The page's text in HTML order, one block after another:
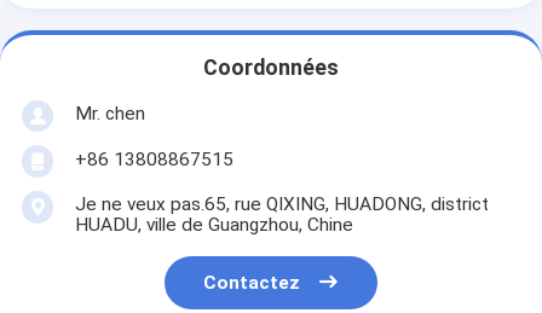
Coordonnées
Mr. chen
+86 13808867515
Je ne veux pas.65, rue QIXING, HUADONG, district
HUADU, ville de Guangzhou, Chine
Contactez